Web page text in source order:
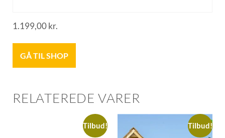
1.199,00kr.
GÅ TIL SHOP
RELATEREDE VARER
Tilbud! Tilbud!